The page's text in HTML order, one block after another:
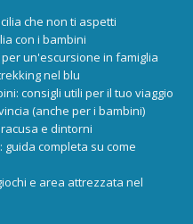
che non ti aspetti
con i bambini
un'escursione in famiglia
nel blu
consigli utili per il tuo viaggio
(anche per i bambini)
e dintorni
completa su come
e area attrezzata nel